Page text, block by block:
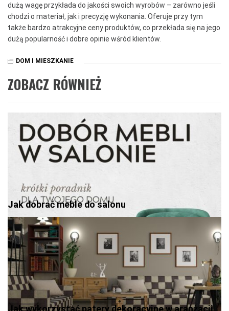
dużą wagę przykłada do jakości swoich wyrobów – zarówno jeśli
chodzi o materiał, jak i precyzję wykonania. Oferuje przy tym
także bardzo atrakcyjne ceny produktów, co przekłada się na jego
dużą popularność i dobre opinie wśród klientów.
DOM I MIESZKANIE
ZOBACZ RÓWNIEŻ
Jak dobrać meble do salonu
Jak wykorzystać patery dekoracyjne w aranżacji